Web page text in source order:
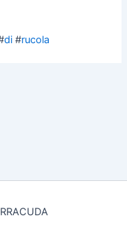
di #rucola